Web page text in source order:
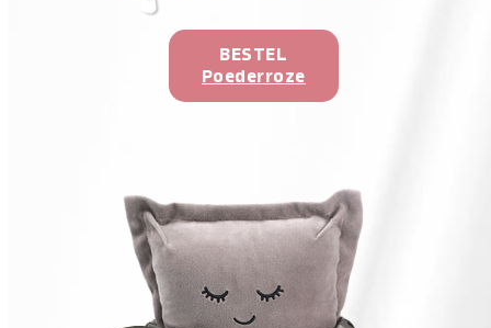
BESTEL
Poederroze